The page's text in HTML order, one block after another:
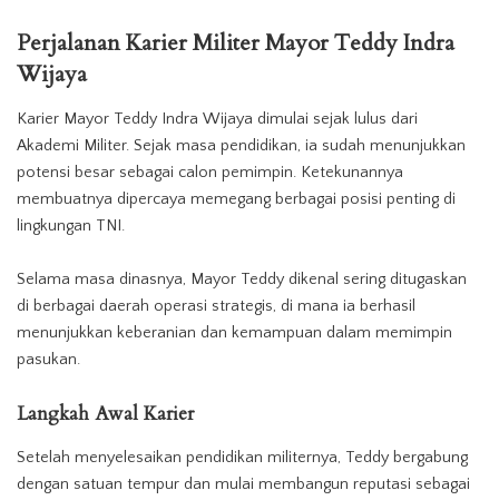
Perjalanan Karier Militer Mayor Teddy Indra
Wijaya
Karier Mayor Teddy Indra Wijaya dimulai sejak lulus dari
Akademi Militer. Sejak masa pendidikan, ia sudah menunjukkan
potensi besar sebagai calon pemimpin. Ketekunannya
membuatnya dipercaya memegang berbagai posisi penting di
lingkungan TNI.
Selama masa dinasnya, Mayor Teddy dikenal sering ditugaskan
di berbagai daerah operasi strategis, di mana ia berhasil
menunjukkan keberanian dan kemampuan dalam memimpin
pasukan.
Langkah Awal Karier
Setelah menyelesaikan pendidikan militernya, Teddy bergabung
dengan satuan tempur dan mulai membangun reputasi sebagai